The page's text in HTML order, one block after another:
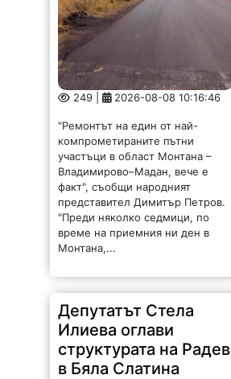
249 | 2026-08-08 10:16:46
"Ремонтът на един от най-
компрометираните пътни
участъци в област Монтана –
Владимирово–Мадан, вече е
факт", съобщи народният
представител Димитър Петров.
"Преди няколко седмици, по
време на приемния ни ден в
Монтана,...
Депутатът Стела
Илиева оглави
структурата на Радев
в Бяла Слатина